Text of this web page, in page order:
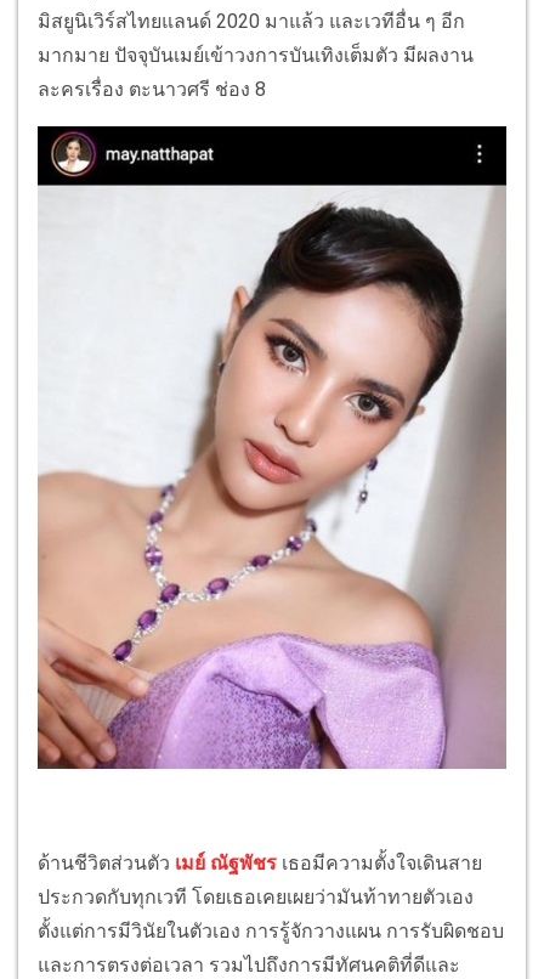
มิสยูนิเวิร์สไทยแลนด์ 2020 มาแล้ว และเวทีอื่น ๆ อีก
มากมาย ปัจจุบันเมย์เข้าวงการบันเทิงเต็มตัว มีผลงาน
ละครเรื่อง ตะนาวศรี ช่อง 8
ด้านชีวิตส่วนตัว เมย์ ณัฐพัชร เธอมีความตั้งใจเดินสาย
ประกวดกับทุกเวที โดยเธอเคยเผยว่ามันท้าทายตัวเอง
ตั้งแต่การมีวินัยในตัวเอง การรู้จักวางแผน การรับผิดชอบ
และการตรงต่อเวลา รวมไปถึงการมีทัศนคติที่ดีและ